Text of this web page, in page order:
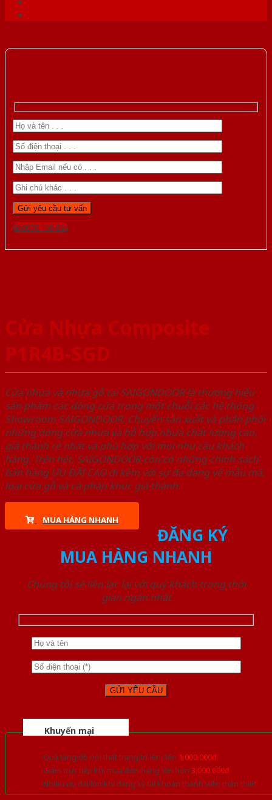
Gọi 0976.169.864
Cửa Nhựa Composite
P1R4B-SGD
Cửa nhựa và nhựa gỗ tại SAIGONDOOR là thương hiệu
sản phẩm các dòng cửa trong một chuỗi các hệ thống
Showroom SAIGONDOOR. Chuyên sản xuất và phân phối
những dòng cửa nhựa và hỗ hợp nhựa chất lượng cao,
giá thành rẻ nhất và phù hợp với mọi nhu cầu khách
hàng. Trên hết, SAIGONDOOR còn có những chính sách
bán hàng ƯU ĐÃI CAO đi kèm với sự đa dạng về mẫu mã,
loại cửa gỗ và cả phân khúc giá thành.
MUA HÀNG NHANH
ĐĂNG KÝ
MUA HÀNG NHANH
Chúng tôi sẽ liên lạc lại với quý khách trong thời
gian ngắn nhất
Khuyến mại
Quà tặng đồ nội thất trang trí lên đến 1.000.000đ
Giảm trực tiếp khi mua đơn hàng lớn hơn 3.000.000đ
Nhiều ưu đãi lớn khi đăng ký tài khoản thành viên thân thiết